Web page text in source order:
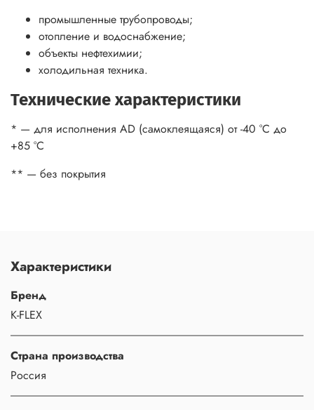
промышленные трубопроводы;
отопление и водоснабжение;
объекты нефтехимии;
холодильная техника.
Технические характеристики
* — для исполнения AD (самоклеящаяся) от -40 °С до
+85 °С
** — без покрытия
Характеристики
Бренд
K-FLEX
Страна производства
Россия